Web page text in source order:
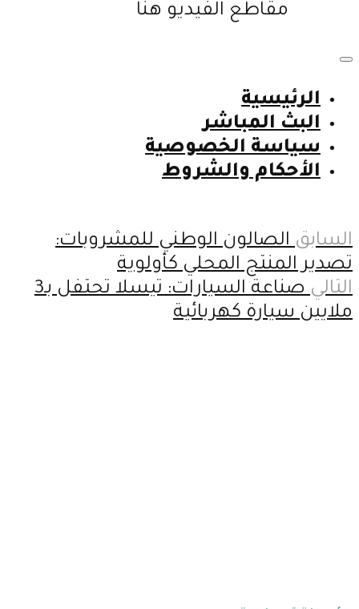
مقاطع الفيديو هنا
الرئيسية
البث المباشر
سياسة الخصوصية
الأحكام والشروط
السابق الصالون الوطني للمشروبات:
تصدير المنتج المحلي كأولوية
التالي
صناعة السيارات: تيسلا تحتفل بـ3
ملايين سيارة كهربائية